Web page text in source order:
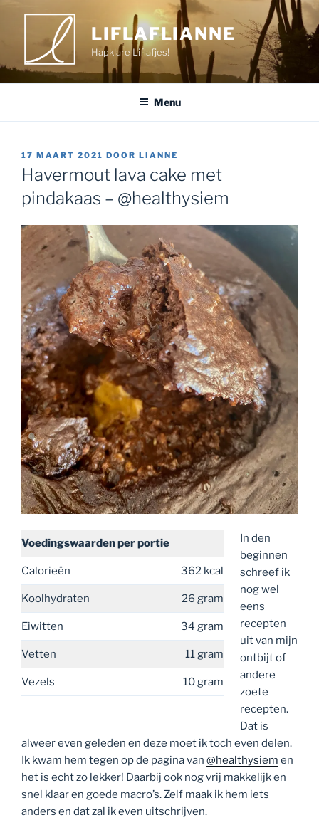
inhoud
LIFLAFLIANNE
Hapklare Liflafjes!
Menu
GEPLAATST
OP
17 MAART 2021 DOOR LIANNE
Havermout lava cake met
pindakaas – @healthysiem
Voedingswaardenper portie
Calorieën 362 kcal
Koolhydraten 26 gram
Eiwitten 34 gram
Vetten 11 gram
Vezels 10 gram
In den
beginnen
schreef ik
nog wel
eens
recepten
uit van mijn
ontbijt of
andere
zoete
recepten.
Dat is
alweer even geleden en deze moet ik toch even delen.
Ik kwam hem tegen op de pagina van @healthysiem en
het is echt zo lekker! Daarbij ook nog vrij makkelijk en
snel klaar en goede macro’s. Zelf maak ik hem iets
anders en dat zal ik even uitschrijven.